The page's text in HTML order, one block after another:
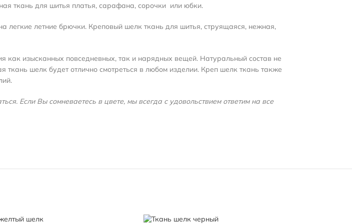
ткань для шитья платья, сарафана, сорочки или юбки.
легкие летние брючки. Креповый шелк ткань для шитья, струящаяся, нежная,
как изысканных повседневных, так и нарядных вещей. Натуральный состав не
шелк будет отлично смотреться в любом изделии. Креп шелк ткань также
Если Вы сомневаетесь в цвете, мы всегда с удовольствием ответим на все